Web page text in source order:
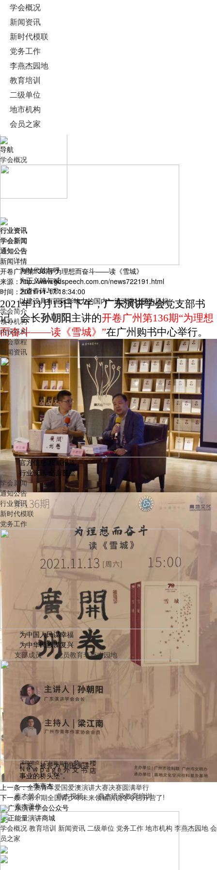
学会概况
新闻资讯
新时代模联
党务工作
李燕杰园地
教育培训
二级单位
地市机构
会员之家
导航
学会概况
为时代鼓与呼
为正义呐与喊
为青春诗与歌
以建设具有国际影响力的国内一流演讲社团为目标
学会简介
领导机构
内设机构
学会章程
新闻资讯
官方信息 权威报道
行业资讯 全面覆盖
学会新闻
通知公告
行业资讯
新时代模联
党务工作
为中国人民谋幸福
为中华民族谋复兴
支部成员
党员教育李燕杰园地
广东，被誉为“中国演讲
事业的桥头堡”。
——李燕杰
燕杰简介
燕杰视频
燕杰语录
燕杰著作
教育培训
行业资讯
学会新闻
通知公告
新闻详情
开卷广州第136期“为理想而奋斗——读《雪城》
来源：http://www.gdspeech.com.cn/news722191.html
时间：2021-11-17 18:34:00
2021年11月13日下午，广东演讲学会党支部书
记、会长孙朝阳主讲的开卷广州第136期“为理想
而奋斗——读《雪城》”在广州购书中心举行。
上一条：全澳青年爱国爱澳演讲大赛决赛圆满举行
下一条：第十期全国青少年未来领袖演说冬令营开营了!
广东演讲学会公众号
正能量演讲商城
学会概况 教育培训 新闻资讯 二级单位 党务工作 地市机构 李燕杰园地 会
员之家